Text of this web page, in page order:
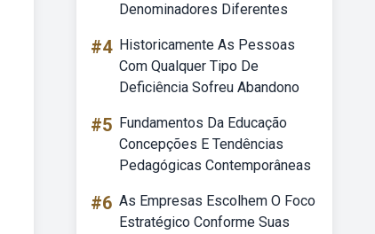
Denominadores Diferentes
#4 Historicamente As Pessoas
Com Qualquer Tipo De
Deficiência Sofreu Abandono
#5 Fundamentos Da Educação
Concepções E Tendências
Pedagógicas Contemporâneas
#6 As Empresas Escolhem O Foco
Estratégico Conforme Suas